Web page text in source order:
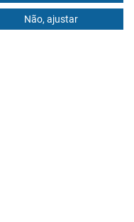
1º Esq.
Não, ajustar